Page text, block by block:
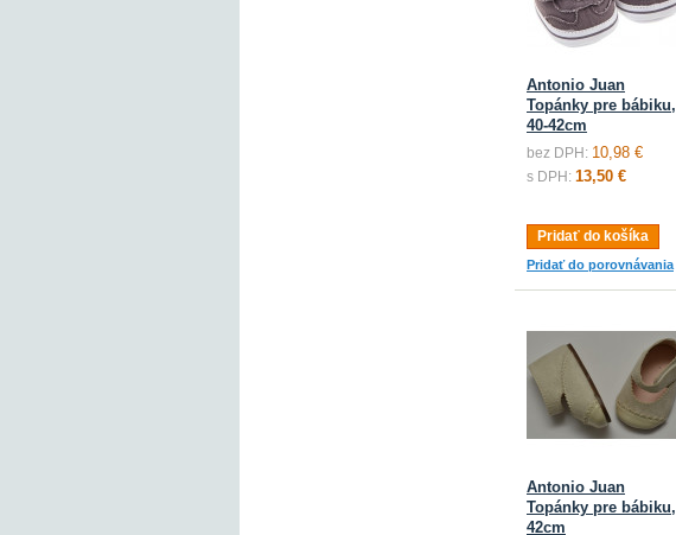
Antonio Juan
Topánky pre bábiku,
40-42cm
bez DPH: 10,98 €
s DPH: 13,50 €
Pridať do košíka
Pridať do porovnávania
Antonio Juan
Topánky pre bábiku,
42cm